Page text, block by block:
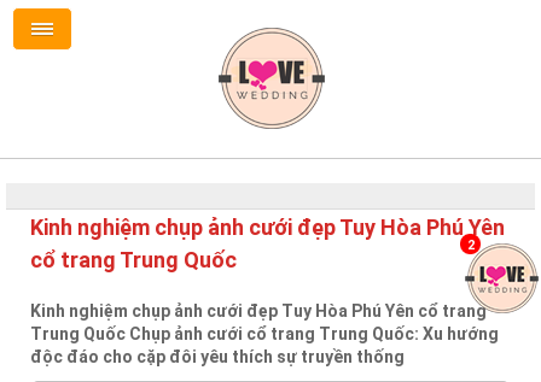
Kinh nghiệm chụp ảnh cưới đẹp Tuy Hòa Phú Yên
cổ trang Trung Quốc
Kinh nghiệm chụp ảnh cưới đẹp Tuy Hòa Phú Yên cổ trang
Trung Quốc Chụp ảnh cưới cổ trang Trung Quốc: Xu hướng
độc đáo cho cặp đôi yêu thích sự truyền thống
2